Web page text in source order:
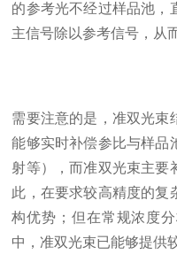
的参考光不经过样品池，
主信号除以参考信号，从
需要注意的是，准双光束
能够实时补偿参比与样品
射等），而准双光束主要
此，在要求较高精度的复
构优势；但在常规浓度
中，准双光束已能够提供